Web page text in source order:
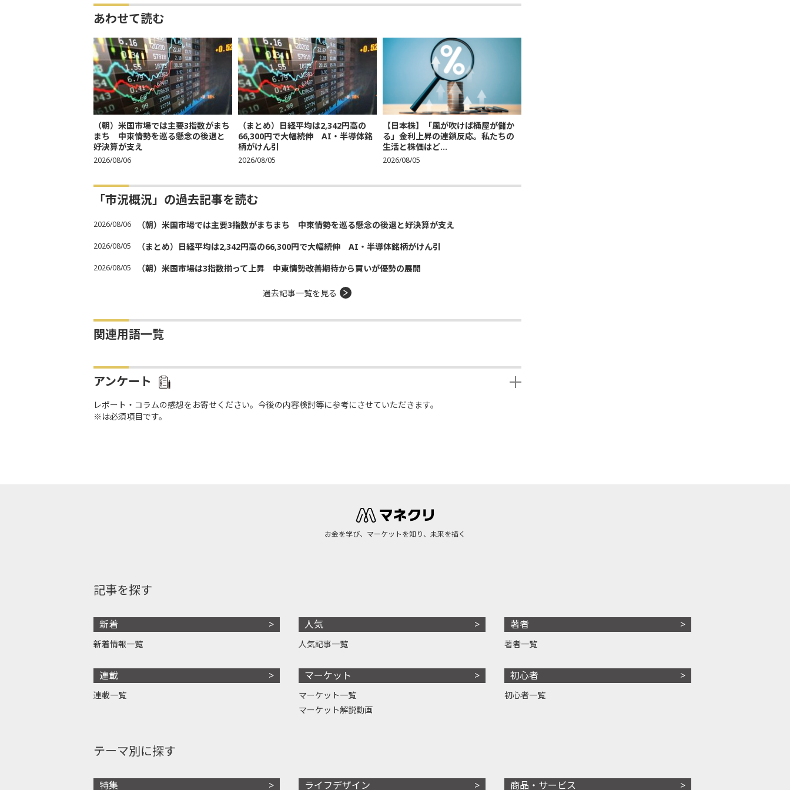
あわせて読む
（朝）米国市場では主要3指数がまち
まち 中東情勢を巡る懸念の後退と
好決算が支え
2026/08/06
（まとめ）日経平均は2,342円高の
66,300円で大幅続伸 AI・半導体銘
柄がけん引
2026/08/05
【日本株】「風が吹けば桶屋が儲か
る」金利上昇の連鎖反応。私たちの
生活と株価はど...
2026/08/05
「市況概況」の過去記事を読む
2026/08/06 （朝）米国市場では主要3指数がまちまち 中東情勢を巡る懸念の後退と好決算が支え
2026/08/05 （まとめ）日経平均は2,342円高の66,300円で大幅続伸 AI・半導体銘柄がけん引
2026/08/05 （朝）米国市場は3指数揃って上昇 中東情勢改善期待から買いが優勢の展開
過去記事一覧を見る
関連用語一覧
アンケート
レポート・コラムの感想をお寄せください。今後の内容検討等に参考にさせていただきます。
※は必須項目です。
お金を学び、マーケットを知り、未来を描く
記事を探す
新着
新着情報一覧
連載
連載一覧
人気
人気記事一覧
マーケット
マーケット一覧
マーケット解説動画
著者
著者一覧
初心者
初心者一覧
テーマ別に探す
特集 ライフデザイン 商品・サービス